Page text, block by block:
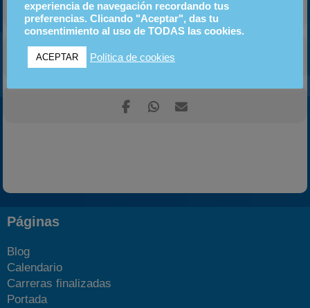
CALENDARIO GOOGLE CALENDAR
Páginas
Blog
Calendario
Carreras finalizadas
Portada
experiencia de navegación recordando tus
preferencias. Clicando "Aceptar", das tu
consentimiento al uso de TODAS las cookies.
ACEPTAR Política de cookies